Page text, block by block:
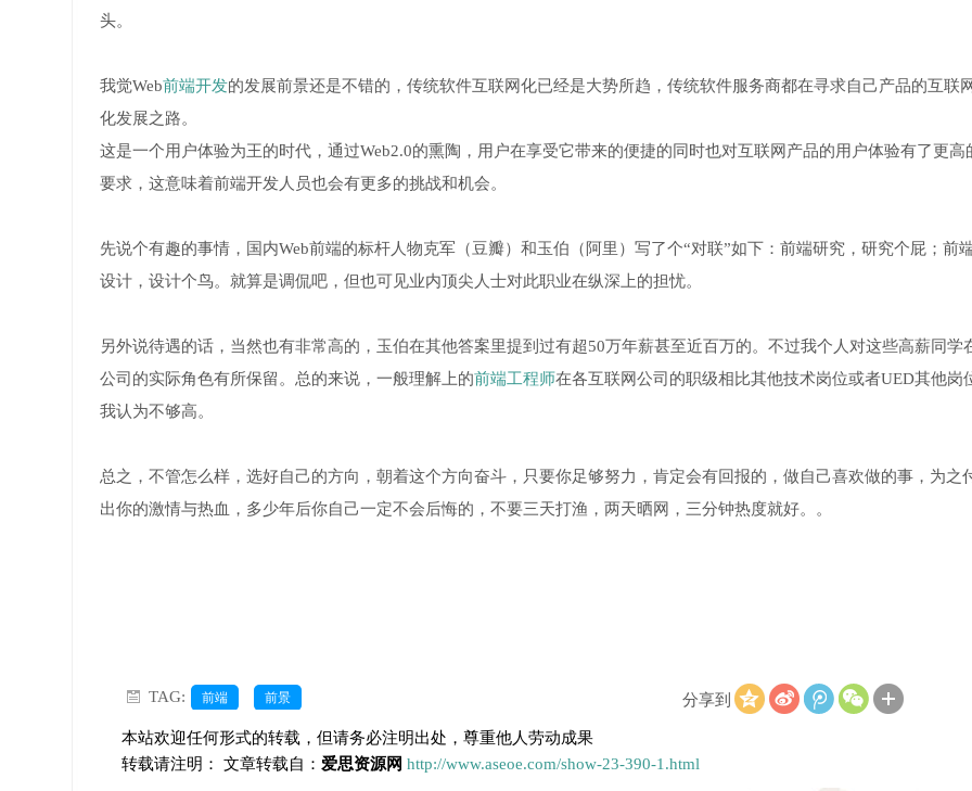
头。
我觉Web前端开发的发展前景还是不错的，传统软件互联网化已经是大势所趋，传统软件服务商都在寻求自己产品的互联
化发展之路。
这是一个用户体验为王的时代，通过Web2.0的熏陶，用户在享受它带来的便捷的同时也对互联网产品的用户体验有了更高
要求，这意味着前端开发人员也会有更多的挑战和机会。
先说个有趣的事情，国内Web前端的标杆人物克军（豆瓣）和玉伯（阿里）写了个“对联”如下：前端研究，研究个屁；前
设计，设计个鸟。就算是调侃吧，但也可见业内顶尖人士对此职业在纵深上的担忧。
另外说待遇的话，当然也有非常高的，玉伯在其他答案里提到过有超50万年薪甚至近百万的。不过我个人对这些高薪同学
公司的实际角色有所保留。总的来说，一般理解上的前端工程师在各互联网公司的职级相比其他技术岗位或者UED其他岗
我认为不够高。
总之，不管怎么样，选好自己的方向，朝着这个方向奋斗，只要你足够努力，肯定会有回报的，做自己喜欢做的事，为之
出你的激情与热血，多少年后你自己一定不会后悔的，不要三天打渔，两天晒网，三分钟热度就好。。
TAG: 前端 前景 分享到
本站欢迎任何形式的转载，但请务必注明出处，尊重他人劳动成果
转载请注明： 文章转载自： 爱思资源网 http://www.aseoe.com/show-23-390-1.html